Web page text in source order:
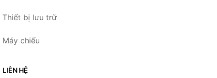
Thiết bị lưu trữ
Máy chiếu
LIÊN HỆ